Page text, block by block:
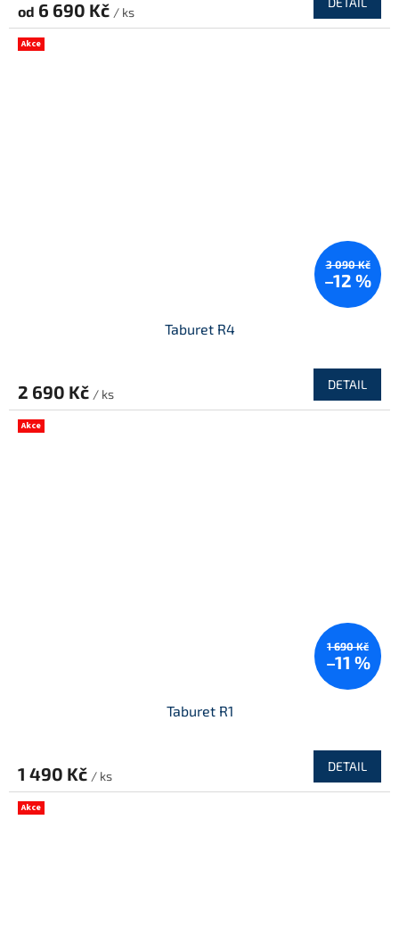
M
od 6 690 Kč / ks
Akce
3 090 Kč
–12 %
Taburet R4
2 690 Kč / ks
DETAIL
Akce
1 690 Kč
–11 %
Taburet R1
1 490 Kč / ks
DETAIL
Akce